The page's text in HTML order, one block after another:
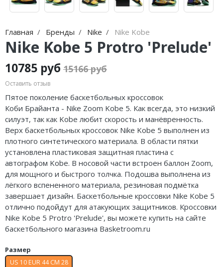
Главная Бренды Nike Nike Kobe
Nike Kobe 5 Protro 'Prelude'
10785 руб 15166 руб
Оставить отзыв
Пятое поколение баскетбольных кроссовок
Коби Брайанта - Nike Zoom Kobe 5. Как всегда, это низкий
силуэт, так как Kobe любит скорость и манёвренность.
Верх баскетбольных кроссовок Nike Kobe 5 выполнен из
плотного синтетического материала. В области пятки
установлена пластиковая защитная пластина с
автографом Kobe. В носовой части встроен баллон Zoom,
для мощного и быстрого толчка. Подошва выполнена из
лёгкого вспененного материала, резиновая подмётка
завершает дизайн. Баскетбольные кроссовки Nike Kobe 5
отлично подойдут для атакующих защитников. Кроссовки
Nike Kobe 5 Protro 'Prelude', вы можете купить на сайте
баскетбольного магазина Basketroom.ru
Размер
US 10 EUR 44 CM 28
Air Jordan 312
Air Jordan 40
Air Jordan 39
Air Jordan 38
Air Jordan 37
Air Jordan 36
Air Jordan 1
Air Jordan 3
Air Jordan 4
Air Jordan 5
Air Jordan 6
adidas Gazelle
adidas Handball
adidas Adistar
adidas adiFOM
adidas Adizero
adidas Harden
adidas Dame
adidas AE
Adidas Yeezy Boost 350 V2